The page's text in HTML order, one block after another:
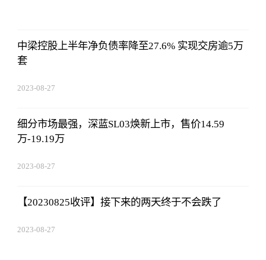
中梁控股上半年净负债率降至27.6% 实现交房逾5万
套
2023-08-27
细分市场最强，深蓝SL03焕新上市，售价14.59
万-19.19万
2023-08-27
【20230825收评】接下来的两天终于不会跌了
2023-08-27